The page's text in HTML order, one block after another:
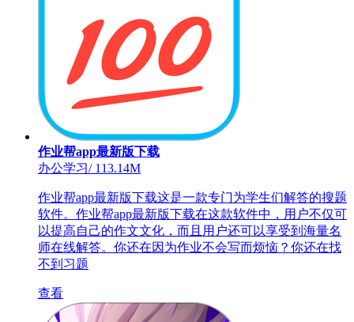
作业帮app最新版下载
办公学习/113.14M
作业帮app最新版下载这是一款专门为学生们解答的搜题
软件。作业帮app最新版下载在这款软件中，用户不仅可
以提高自己的作文文化，而且用户还可以享受到海量名
师在线解答。你还在因为作业不会写而烦恼？你还在找
不到习题
查看